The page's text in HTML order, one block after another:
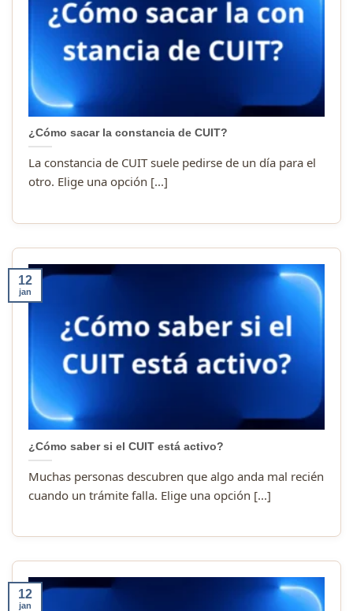
¿Cómo sacar la constancia de CUIT?
La constancia de CUIT suele pedirse de un día para el
otro. Elige una opción [...]
¿Cómo saber si el CUIT está activo?
Muchas personas descubren que algo anda mal recién
cuando un trámite falla. Elige una opción [...]
12
jan
12
jan